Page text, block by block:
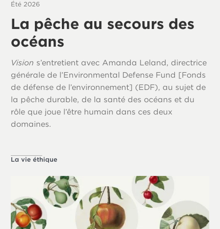
Été 2026
La pêche au secours des
océans
Vision s’entretient avec Amanda Leland, directrice
générale de l’Environmental Defense Fund [Fonds
de défense de l’environnement] (EDF), au sujet de
la pêche durable, de la santé des océans et du
rôle que joue l’être humain dans ces deux
domaines.
La vie éthique